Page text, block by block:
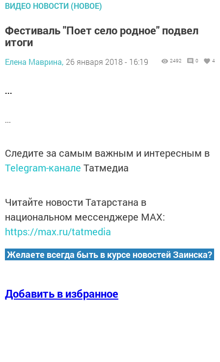
ВИДЕО НОВОСТИ (НОВОЕ)
Фестиваль "Поет село родное" подвел
итоги
Елена Маврина, 26 января 2018 - 16:19 2492 0 4
...
...
Следите за самым важным и интересным в
Telegram-канале Татмедиа
Читайте новости Татарстана в
национальном мессенджере MАХ:
https://max.ru/tatmedia
Желаете всегда быть в курсе новостей Заинска?
Добавить в избранное